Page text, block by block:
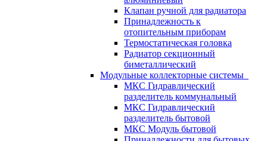
Клапан ручной для радиатора
Принадлежность к
отопительным приборам
Термостатическая головка
Радиатор секционный
биметаллический
Модульные коллекторные системы
МКС Гидравлический
разделитель коммунальный
МКС Гидравлический
разделитель бытовой
МКС Модуль бытовой